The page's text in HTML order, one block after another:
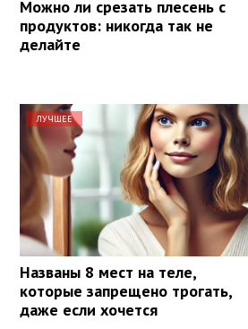
Можно ли срезать плесень с
продуктов: никогда так не
делайте
ЛУЧШЕЕ
Названы 8 мест на теле,
которые запрещено трогать,
даже если хочется